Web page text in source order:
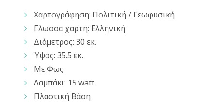
Χαρτογράφηση: Πολιτική / Γεωφυσική
Γλώσσα χαρτη: Ελληνική
Διάμετρος: 30 εκ.
Ύψος: 35.5 εκ.
Με Φως
Λαμπάκι: 15 watt
Πλαστική Βάση